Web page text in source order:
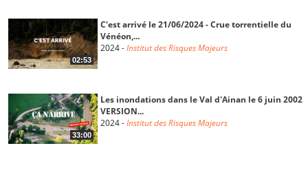
02:53
C'est arrivé le 21/06/2024 - Crue torrentielle du
Vénéon,...
2024-Institut des Risques Majeurs
33:00
Les inondations dans le Val d'Ainan le 6 juin 2002
VERSION...
2024-Institut des Risques Majeurs